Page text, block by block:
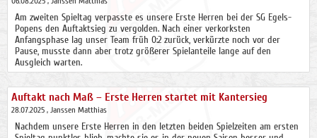
Am zweiten Spieltag verpasste es unsere Erste Herren bei der SG Egels-
Popens den Auftaktsieg zu vergolden. Nach einer verkorksten
Anfangsphase lag unser Team früh 0:2 zurück, verkürzte noch vor der
Pause, musste dann aber trotz größerer Spielanteile lange auf den
Ausgleich warten.
Auftakt nach Maß – Erste Herren startet mit Kantersieg
28.07.2025 , Janssen Matthias
Nachdem unsere Erste Herren in den letzten beiden Spielzeiten am ersten